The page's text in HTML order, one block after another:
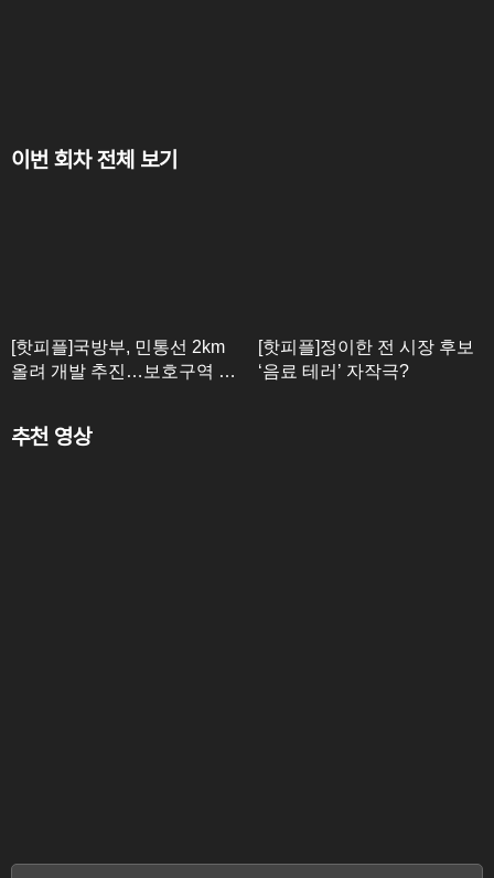
이번 회차 전체 보기
[핫피플]국방부, 민통선 2km
올려 개발 추진…보호구역 해
[핫피플]정이한 전 시장 후보
‘음료 테러’ 자작극?
추천 영상